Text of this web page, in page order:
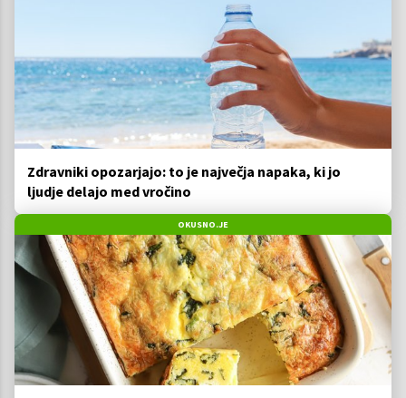
Zdravniki opozarjajo: to je največja napaka, ki jo
ljudje delajo med vročino
OKUSNO.JE